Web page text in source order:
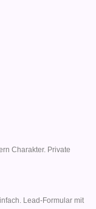
Charakter. Private
Lead-Formular mit